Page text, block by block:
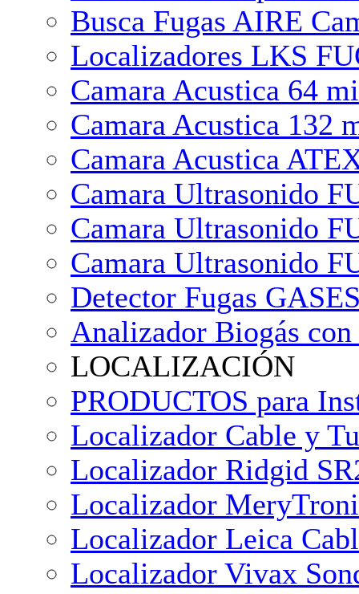
Busca Fugas AIRE
Localizadores LKS
Camara Acustica 64
Camara Acustica 132
Camara Acustica
Camara Ultrasonido
Camara Ultrasonido
Camara Ultrasonido
Detector Fugas
Analizador Biogás
LOCALIZACIÓN
PRODUCTOS para
Localizador Cable y
Localizador Ridgid
Localizador
Localizador Leica
Localizador Vivax